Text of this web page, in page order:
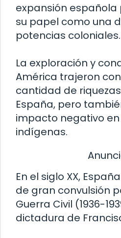
expansión española
su papel como una
potencias coloniales.
La exploración y
América trajeron
cantidad de
España, pero
impacto negativo
indígenas.
En el siglo XX,
de gran convulsión
Guerra Civil (1936-
dictadura de